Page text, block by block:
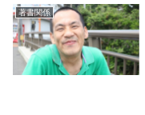
著書関係